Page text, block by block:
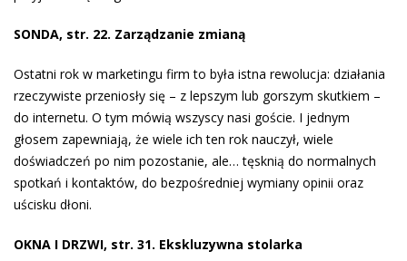
SONDA, str. 22. Zarządzanie zmianą
Ostatni rok w marketingu firm to była istna rewolucja: działania
rzeczywiste przeniosły się – z lepszym lub gorszym skutkiem –
do internetu. O tym mówią wszyscy nasi goście. I jednym
głosem zapewniają, że wiele ich ten rok nauczył, wiele
doświadczeń po nim pozostanie, ale… tęsknią do normalnych
spotkań i kontaktów, do bezpośredniej wymiany opinii oraz
uścisku dłoni.
OKNA I DRZWI, str. 31. Ekskluzywna stolarka